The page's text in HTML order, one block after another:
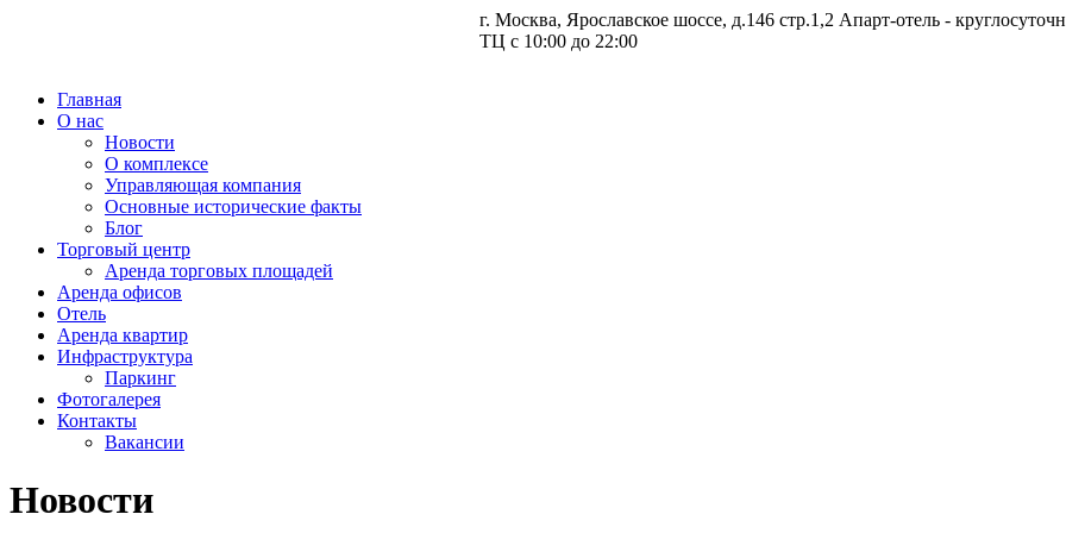
г. Москва, Ярославское шоссе, д.146 стр.1,2 Апарт-отель -
ТЦ с 10:00 до 22:00
Главная
О нас
Новости
О комплексе
Управляющая компания
Основные исторические факты
Блог
Торговый центр
Аренда торговых площадей
Аренда офисов
Отель
Аренда квартир
Инфраструктура
Паркинг
Фотогалерея
Контакты
Вакансии
Новости